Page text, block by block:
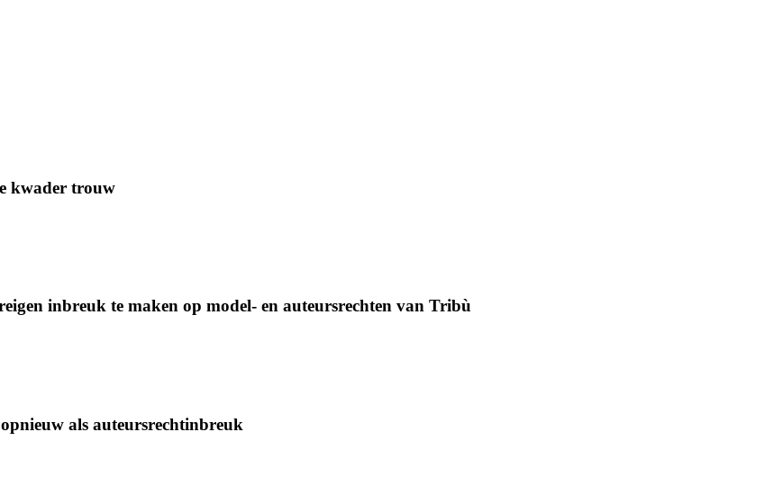
kwader trouw
inbreuk te maken op model- en auteursrechten van Tribù
als auteursrechtinbreuk